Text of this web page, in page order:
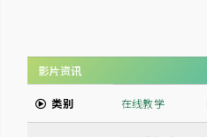
影片资讯
类别 在线教学